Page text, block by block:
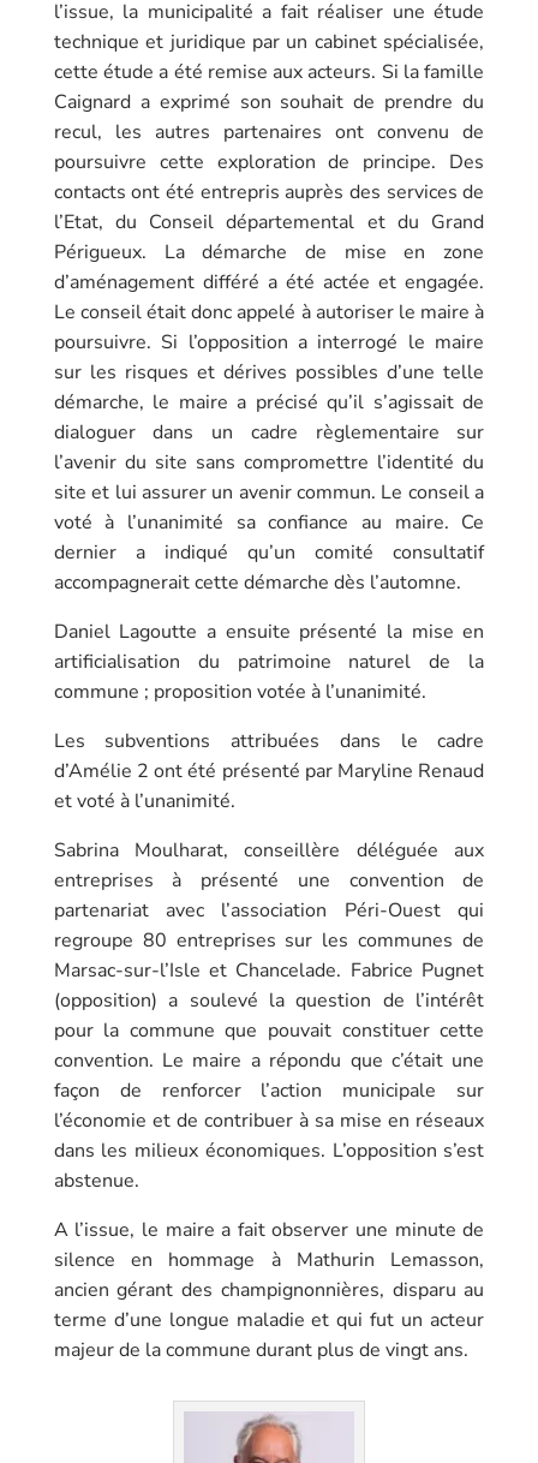
l’issue, la municipalité a fait réaliser une étude
technique et juridique par un cabinet spécialisée,
cette étude a été remise aux acteurs. Si la famille
Caignard a exprimé son souhait de prendre du
recul, les autres partenaires ont convenu de
poursuivre cette exploration de principe. Des
contacts ont été entrepris auprès des services de
l’Etat, du Conseil départemental et du Grand
Périgueux. La démarche de mise en zone
d’aménagement différé a été actée et engagée.
Le conseil était donc appelé à autoriser le maire à
poursuivre. Si l’opposition a interrogé le maire
sur les risques et dérives possibles d’une telle
démarche, le maire a précisé qu’il s’agissait de
dialoguer dans un cadre règlementaire sur
l’avenir du site sans compromettre l’identité du
site et lui assurer un avenir commun. Le conseil a
voté à l’unanimité sa confiance au maire. Ce
dernier a indiqué qu’un comité consultatif
accompagnerait cette démarche dès l’automne.
Daniel Lagoutte a ensuite présenté la mise en
artificialisation du patrimoine naturel de la
commune ; proposition votée à l’unanimité.
Les subventions attribuées dans le cadre
d’Amélie 2 ont été présenté par Maryline Renaud
et voté à l’unanimité.
Sabrina Moulharat, conseillère déléguée aux
entreprises à présenté une convention de
partenariat avec l’association Péri-Ouest qui
regroupe 80 entreprises sur les communes de
Marsac-sur-l’Isle et Chancelade. Fabrice Pugnet
(opposition) a soulevé la question de l’intérêt
pour la commune que pouvait constituer cette
convention. Le maire a répondu que c’était une
façon de renforcer l’action municipale sur
l’économie et de contribuer à sa mise en réseaux
dans les milieux économiques. L’opposition s’est
abstenue.
A l’issue, le maire a fait observer une minute de
silence en hommage à Mathurin Lemasson,
ancien gérant des champignonnières, disparu au
terme d’une longue maladie et qui fut un acteur
majeur de la commune durant plus de vingt ans.